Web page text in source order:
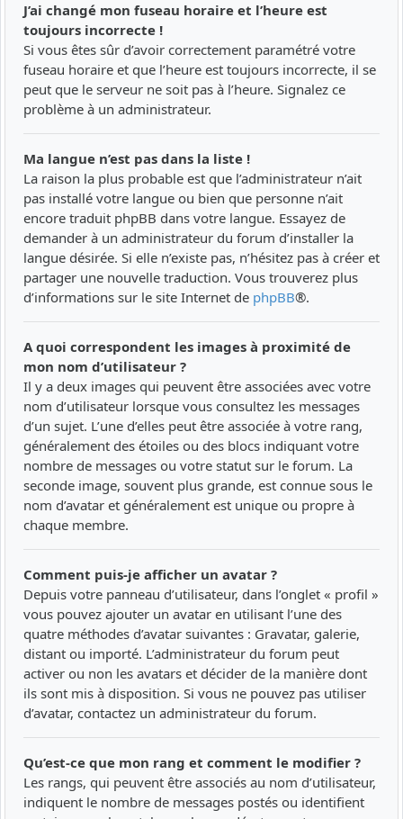
J’ai changé mon fuseau horaire et l’heure est
toujours incorrecte !
Si vous êtes sûr d’avoir correctement paramétré votre
fuseau horaire et que l’heure est toujours incorrecte, il se
peut que le serveur ne soit pas à l’heure. Signalez ce
problème à un administrateur.
Ma langue n’est pas dans la liste !
La raison la plus probable est que l’administrateur n’ait
pas installé votre langue ou bien que personne n’ait
encore traduit phpBB dans votre langue. Essayez de
demander à un administrateur du forum d’installer la
langue désirée. Si elle n’existe pas, n’hésitez pas à créer et
partager une nouvelle traduction. Vous trouverez plus
d’informations sur le site Internet de phpBB®.
A quoi correspondent les images à proximité de
mon nom d’utilisateur ?
Il y a deux images qui peuvent être associées avec votre
nom d’utilisateur lorsque vous consultez les messages
d’un sujet. L’une d’elles peut être associée à votre rang,
généralement des étoiles ou des blocs indiquant votre
nombre de messages ou votre statut sur le forum. La
seconde image, souvent plus grande, est connue sous le
nom d’avatar et généralement est unique ou propre à
chaque membre.
Comment puis-je afficher un avatar ?
Depuis votre panneau d’utilisateur, dans l’onglet « profil »
vous pouvez ajouter un avatar en utilisant l’une des
quatre méthodes d’avatar suivantes : Gravatar, galerie,
distant ou importé. L’administrateur du forum peut
activer ou non les avatars et décider de la manière dont
ils sont mis à disposition. Si vous ne pouvez pas utiliser
d’avatar, contactez un administrateur du forum.
Qu’est-ce que mon rang et comment le modifier ?
Les rangs, qui peuvent être associés au nom d’utilisateur,
indiquent le nombre de messages postés ou identifient